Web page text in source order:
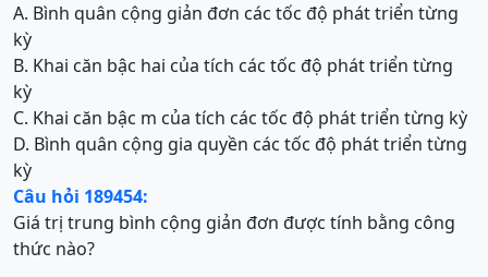
A. Bình quân cộng giản đơn các tốc độ phát triển từng
kỳ
B. Khai căn bậc hai của tích các tốc độ phát triển từng
kỳ
C. Khai căn bậc m của tích các tốc độ phát triển từng kỳ
D. Bình quân cộng gia quyền các tốc độ phát triển từng
kỳ
Câu hỏi 189454:
Giá trị trung bình cộng giản đơn được tính bằng công
thức nào?